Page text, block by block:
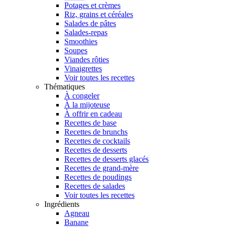
Potages et crèmes
Riz, grains et céréales
Salades de pâtes
Salades-repas
Smoothies
Soupes
Viandes rôties
Vinaigrettes
Voir toutes les recettes
Thématiques
À congeler
À la mijoteuse
À offrir en cadeau
Recettes de base
Recettes de brunchs
Recettes de cocktails
Recettes de desserts
Recettes de desserts glacés
Recettes de grand-mère
Recettes de poudings
Recettes de salades
Voir toutes les recettes
Ingrédients
Agneau
Banane